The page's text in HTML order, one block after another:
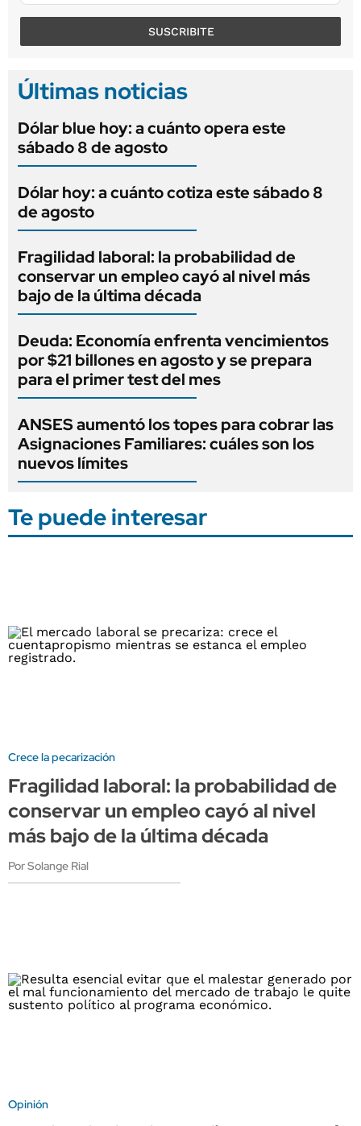
SUSCRIBITE
Últimas noticias
Dólar blue hoy: a cuánto opera este
sábado 8 de agosto
Dólar hoy: a cuánto cotiza este sábado 8
de agosto
Fragilidad laboral: la probabilidad de
conservar un empleo cayó al nivel más
bajo de la última década
Deuda: Economía enfrenta vencimientos
por $21 billones en agosto y se prepara
para el primer test del mes
ANSES aumentó los topes para cobrar las
Asignaciones Familiares: cuáles son los
nuevos límites
Te puede interesar
Crece la pecarización
Fragilidad laboral: la probabilidad de
conservar un empleo cayó al nivel
más bajo de la última década
Por Solange Rial
Opinión